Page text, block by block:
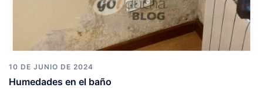
10 DE JUNIO DE 2024
Humedades en el baño